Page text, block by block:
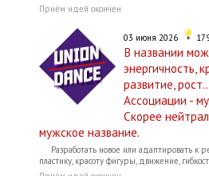
Приём идей окончен
03 июня 2026
В названии
энергичность,
развитие,
Ассоциации -
Скорее
мужское название.
Разработать новое или адаптировать к
пластику, красоту фигуры, движение,